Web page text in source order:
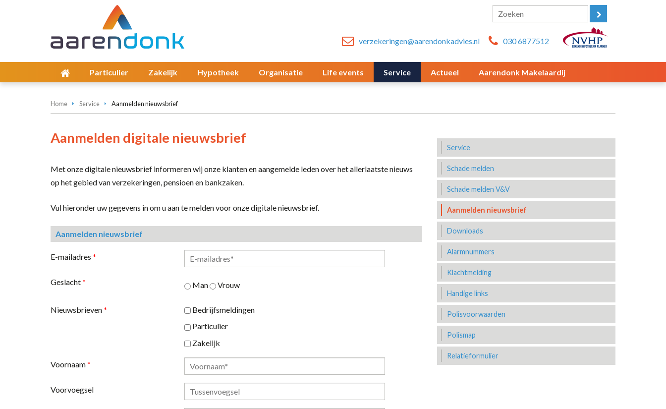
verzekeringen@aarendonkadvies.nl 030 6877512
Particulier Zakelijk Hypotheek Organisatie Life events Service Actueel Aarendonk Makelaardij
Home Service Aanmelden nieuwsbrief
Aanmelden digitale nieuwsbrief
Met onze digitale nieuwsbrief informeren wij onze klanten en aangemelde leden over het allerlaatste nieuws
op het gebied van verzekeringen, pensioen en bankzaken.
Vul hieronder uw gegevens in om u aan te melden voor onze digitale nieuwsbrief.
Aanmelden nieuwsbrief
E-mailadres *
Geslacht * Man Vrouw
Nieuwsbrieven *
Bedrijfsmeldingen
Particulier
Zakelijk
Voornaam *
Voorvoegsel
Service
Schade melden
Schade melden V&V
Aanmelden nieuwsbrief
Downloads
Alarmnummers
Klachtmelding
Handige links
Polisvoorwaarden
Polismap
Relatieformulier